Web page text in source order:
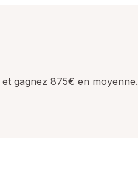
et gagnez 875€ en moyenne.